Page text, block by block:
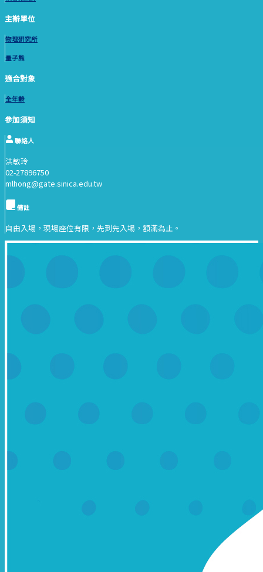
主辦單位
物理研究所
量子熊
適合對象
全年齡
參加須知
聯絡人
洪敏玲
02-27896750
mlhong@gate.sinica.edu.tw
備註
自由入場，現場座位有限，先到先入場，額滿為止。